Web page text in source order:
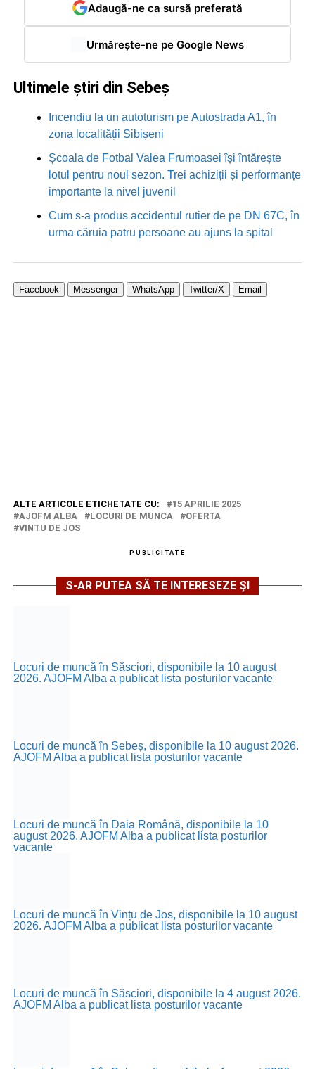
Adaugă-ne ca sursă preferată
Urmărește-ne pe Google News
Ultimele știri din Sebeș
Incendiu la un autoturism pe Autostrada A1, în
zona localității Sibișeni
Școala de Fotbal Valea Frumoasei își întărește
lotul pentru noul sezon. Trei achiziții și performanțe
importante la nivel juvenil
Cum s-a produs accidentul rutier de pe DN 67C, în
urma căruia patru persoane au ajuns la spital
Facebook Messenger WhatsApp Twitter/X Email
ALTE ARTICOLE ETICHETATE CU:
15 APRILIE 2025
AJOFM ALBA
LOCURI DE MUNCA
OFERTA
VINTU DE JOS
PUBLICITATE
S-AR PUTEA SĂ TE INTERESEZE ȘI
Locuri de muncă în Săsciori, disponibile la 10 august
2026. AJOFM Alba a publicat lista posturilor vacante
Locuri de muncă în Sebeș, disponibile la 10 august 2026.
AJOFM Alba a publicat lista posturilor vacante
Locuri de muncă în Daia Română, disponibile la 10
august 2026. AJOFM Alba a publicat lista posturilor
vacante
Locuri de muncă în Vințu de Jos, disponibile la 10 august
2026. AJOFM Alba a publicat lista posturilor vacante
Locuri de muncă în Săsciori, disponibile la 4 august 2026.
AJOFM Alba a publicat lista posturilor vacante